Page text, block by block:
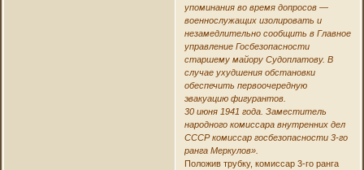
упоминания во время допросов —
военнослужащих изолировать и
незамедлительно сообщить в Главное
управление Госбезопасности
старшему майору Судоплатову. В
случае ухудшения обстановки
обеспечить первоочередную
эвакуацию фигурантов.
30 июня 1941 года. Заместитель
народного комиссара внутренних дел
СССР комиссар госбезопасности 3-го
ранга Меркулов».
Положив трубку, комиссар 3-го ранга